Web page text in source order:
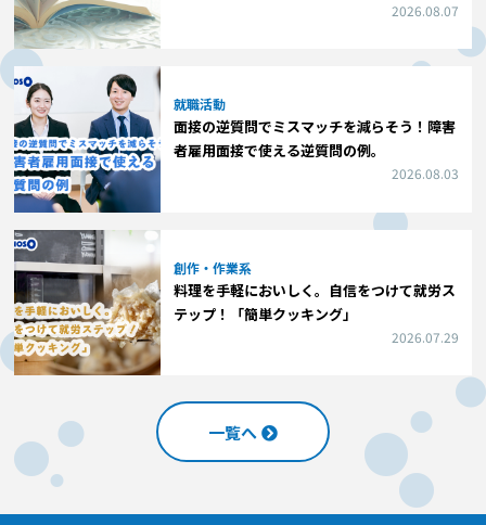
2026.08.07
就職活動
面接の逆質問でミスマッチを減らそう！障害
者雇用面接で使える逆質問の例。
2026.08.03
創作・作業系
料理を手軽においしく。自信をつけて就労ス
テップ！「簡単クッキング」
2026.07.29
一覧へ